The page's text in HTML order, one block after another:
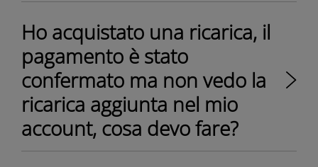
Ho acquistato una ricarica, il
pagamento è stato
confermato ma non vedo la
ricarica aggiunta nel mio
account, cosa devo fare?